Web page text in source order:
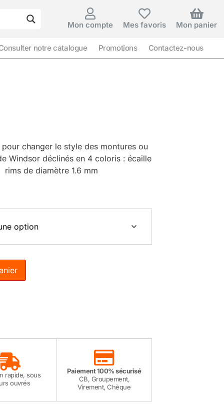
Mon compte Mes favoris Mon panier
notre catalogue Promotions Contactez-nous
changer le style des montures ou
Windsor déclinés en 4 coloris : écaille
de diamètre 1.6 mm
rapide, sous
ouvrés
Paiement 100% sécurisé
CB, Groupement,
Virement, Chèque